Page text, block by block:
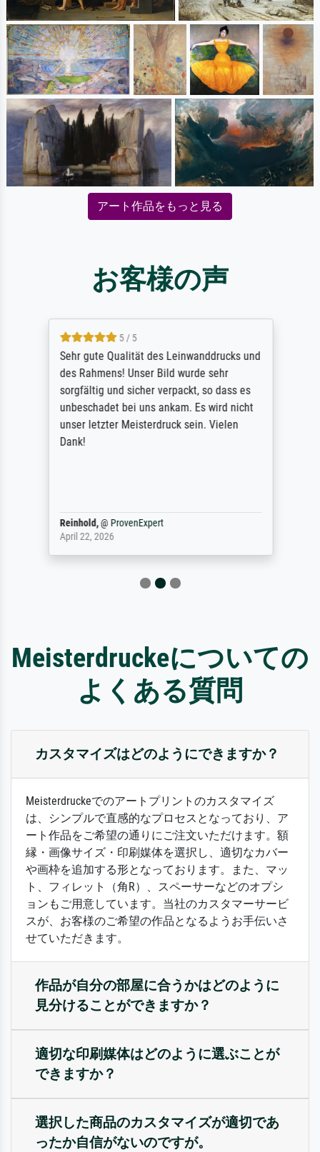
アート作品をもっと見る
お客様の声
5 / 5
Sehr gute Qualität des Leinwanddrucks und
des Rahmens! Unser Bild wurde sehr
sorgfältig und sicher verpackt, so dass es
unbeschadet bei uns ankam. Es wird nicht
unser letzter Meisterdruck sein. Vielen
Dank!
Reinhold,@ ProvenExpert
April 22, 2026
Meisterdruckeについての
よくある質問
カスタマイズはどのようにできますか？
Meisterdruckeでのアートプリントのカスタマイズ
は、シンプルで直感的なプロセスとなっており、ア
ート作品をご希望の通りにご注文いただけます。額
縁・画像サイズ・印刷媒体を選択し、適切なカバー
や画枠を追加する形となっております。また、マッ
ト、フィレット（角R）、スペーサーなどのオプシ
ョンもご用意しています。当社のカスタマーサービ
スが、お客様のご希望の作品となるようお手伝いさ
せていただきます。
作品が自分の部屋に合うかはどのように
見分けることができますか？
適切な印刷媒体はどのように選ぶことが
できますか？
選択した商品のカスタマイズが適切であ
ったか自信がないのですが。